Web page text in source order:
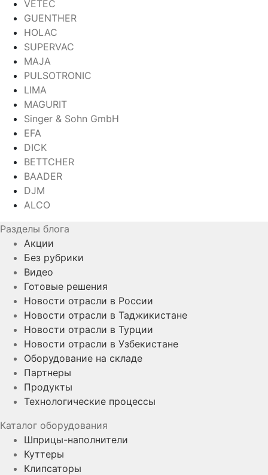
VETEC
GUENTHER
HOLAC
SUPERVAC
MAJA
PULSOTRONIC
LIMA
MAGURIT
Singer & Sohn GmbH
EFA
DICK
BETTCHER
BAADER
DJM
ALCO
Разделы блога
Акции
Без рубрики
Видео
Готовые решения
Новости отрасли в России
Новости отрасли в Таджикистане
Новости отрасли в Турции
Новости отрасли в Узбекистане
Оборудование на складе
Партнеры
Продукты
Технологические процессы
Каталог оборудования
Шприцы-наполнители
Куттеры
Клипсаторы